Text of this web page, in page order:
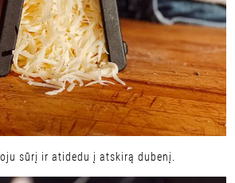
sūrį ir atidedu į atskirą dubenį.